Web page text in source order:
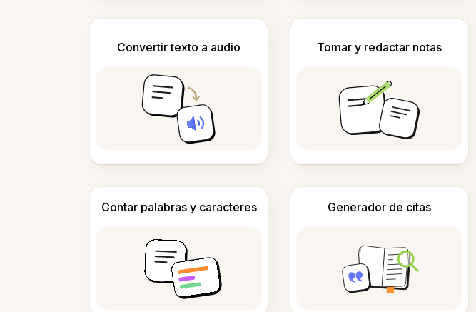
Convertir texto a audio Tomar y redactar notas
Contar palabras y caracteres Generador de citas